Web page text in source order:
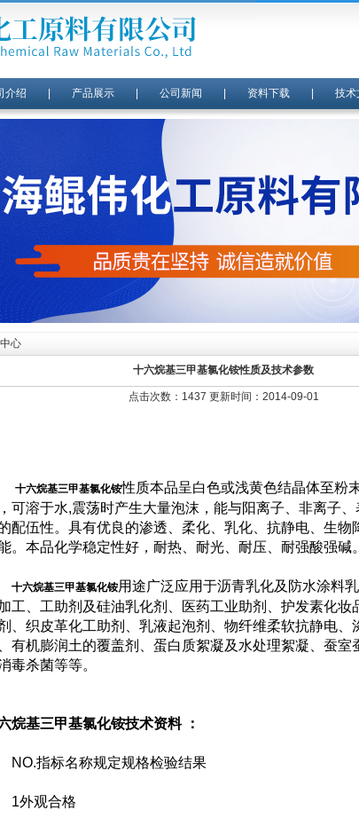
介绍 产品展示| 公司新闻 资料下载| 技术
心
十六烷基三甲基氯化铵性质及技术参数
点击次数：1437 更新时间：2014-09-01
十六烷基三甲基氯化铵性质本品呈白色或浅黄色结晶体至粉
可溶于水,震荡时产生大量泡沫，能与阳离子、非离子、
配伍性。具有优良的渗透、柔化、乳化、抗静电、生物
。本品化学稳定性好，耐热、耐光、耐压、耐强酸强碱。
十六烷基三甲基氯化铵用途广泛应用于沥青乳化及防水涂料
工、工助剂及硅油乳化剂、医药工业助剂、护发素化妆
、织皮革化工助剂、乳液起泡剂、物纤维柔软抗静电、
有机膨润土的覆盖剂、蛋白质絮凝及水处理絮凝、蚕室
毒杀菌等等。
烷基三甲基氯化铵技术资料 ：
指标名称规定规格检验结果
观合格